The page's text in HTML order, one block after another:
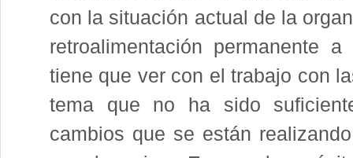
con la situación actual de la
retroalimentación permanente
tiene que ver con el trabajo con
tema que no ha sido
cambios que se están